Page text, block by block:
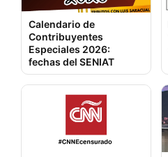
Calendario de
Contribuyentes
Especiales 2026:
fechas del SENIAT